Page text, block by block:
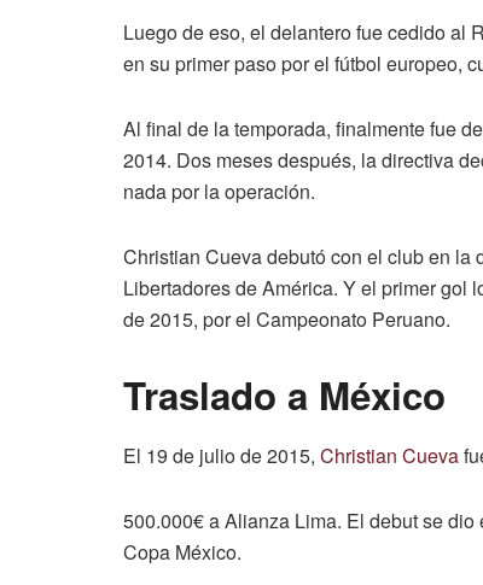
Luego de eso, el delantero fue cedido al
en su primer paso por el fútbol europeo,
Al final de la temporada, finalmente fue
2014. Dos meses después, la directiva
nada por la operación.
Christian Cueva debutó con el club en la
Libertadores de América. Y el primer gol
de 2015, por el Campeonato Peruano.
Traslado a México
El 19 de julio de 2015, Christian Cueva
500.000€ a Alianza Lima. El debut se
Copa México.